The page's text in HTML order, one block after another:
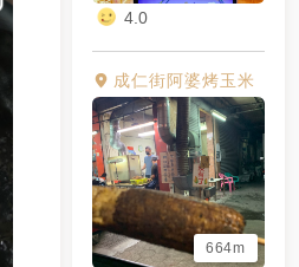
4.0
成仁街阿婆烤玉米
664m